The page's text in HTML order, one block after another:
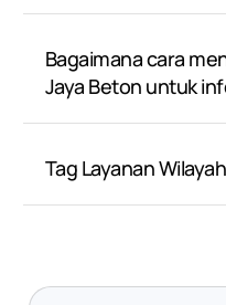
Bagaimana cara
Jaya Beton untuk
Tag Layanan